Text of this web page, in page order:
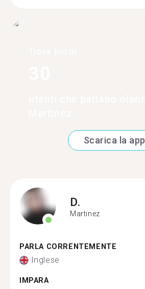
Scarica la app
D.
Martinez
PARLA CORRENTEMENTE
Inglese
IMPARA